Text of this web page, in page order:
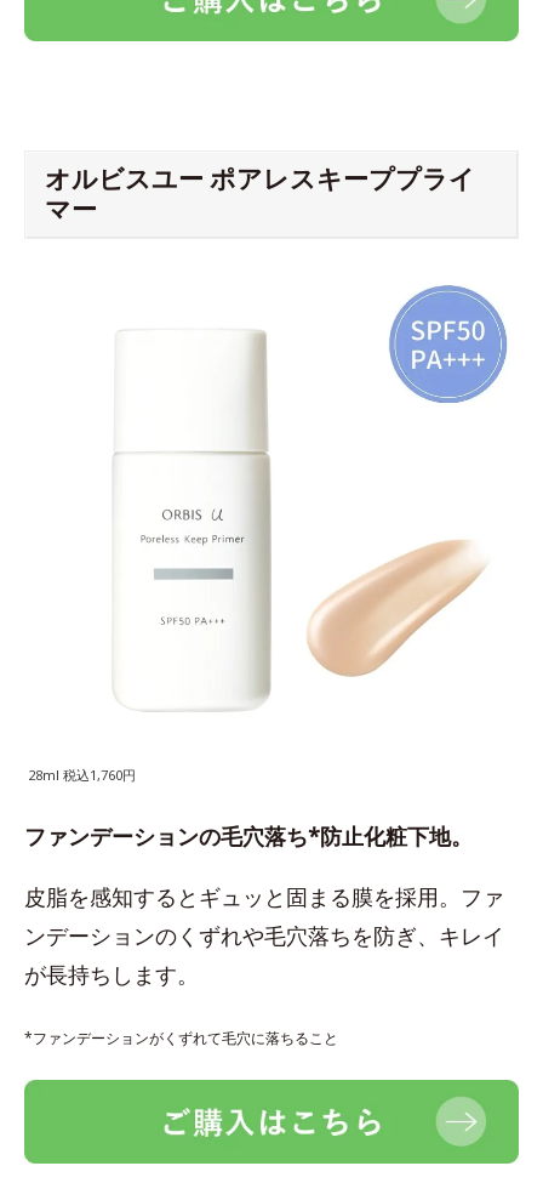
オルビスユー ポアレスキーププライ
マー
28ml 税込1,760円
ファンデーションの毛穴落ち*防止化粧下地。
皮脂を感知するとギュッと固まる膜を採用。ファ
ンデーションのくずれや毛穴落ちを防ぎ、キレイ
が長持ちします。
*ファンデーションがくずれて毛穴に落ちること